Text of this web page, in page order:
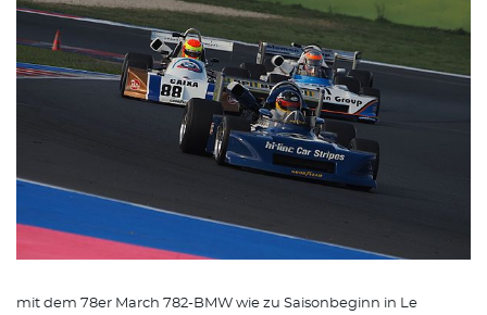
mit dem 78er March 782-BMW wie zu Saisonbeginn in Le